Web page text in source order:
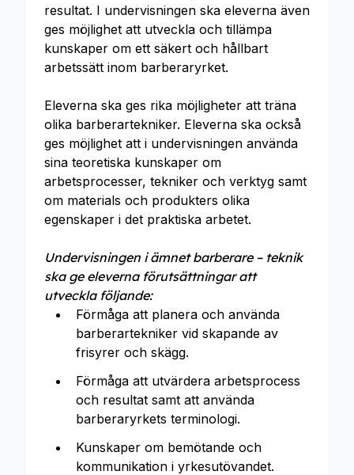
resultat. I undervisningen ska eleverna även
ges möjlighet att utveckla och tillämpa
kunskaper om ett säkert och hållbart
arbetssätt inom barberaryrket.
Eleverna ska ges rika möjligheter att träna
olika barberartekniker. Eleverna ska också
ges möjlighet att i undervisningen använda
sina teoretiska kunskaper om
arbetsprocesser, tekniker och verktyg samt
om materials och produkters olika
egenskaper i det praktiska arbetet.
Undervisningen i ämnet barberare – teknik
ska ge eleverna förutsättningar att
utveckla följande:
Förmåga att planera och använda
barberartekniker vid skapande av
frisyrer och skägg.
Förmåga att utvärdera arbetsprocess
och resultat samt att använda
barberaryrkets terminologi.
Kunskaper om bemötande och
kommunikation i yrkesutövandet.